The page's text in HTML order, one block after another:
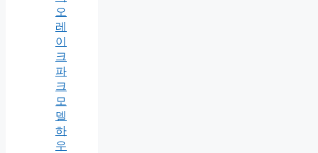
오
레
이
크
파
크
모
델
하
우